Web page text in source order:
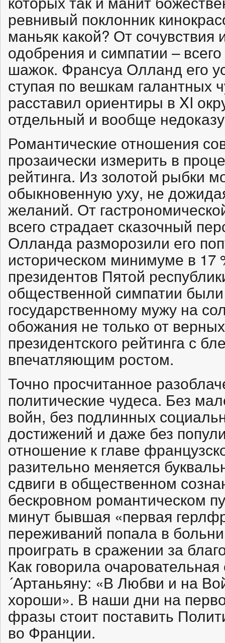
ревнивый поклонник
маньяк какой? От
одобрения и симпатии –
шажок. Франсуа Олланд его
ступая по вешкам галантных
расставил ориентиры в XI
отдельный и вообще
Романтические отношения
прозаически измерить в
рейтинга. Из золотой рыбки
обыкновенную уху, не
желаний. От
всего страдает сказочный
Олланда разморозили его
историческом минимуме в
президентов Пятой
общественной симпатии
государственному мужу на
обожания не только от
президентского рейтинга с
впечатляющим ростом.
Точно просчитанное
политические чудеса. Без
войн, без подлинных
достижений и даже без
отношение к главе
разительно меняется
сдвиги в общественном
бескровном романтическом
минут бывшая «первая
переживаний попала в
проиграть в сражении за
Как говорила
´Артаньяну: «В Любви и на
хороши». В наши дни на
фразы стоит поставить
во Франции.